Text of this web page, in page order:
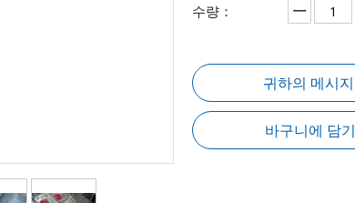
수량：
귀하의 메시지
바구니에 담기